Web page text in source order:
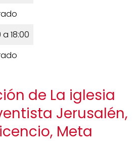
18:00
de La iglesia
Jerusalén,
Meta